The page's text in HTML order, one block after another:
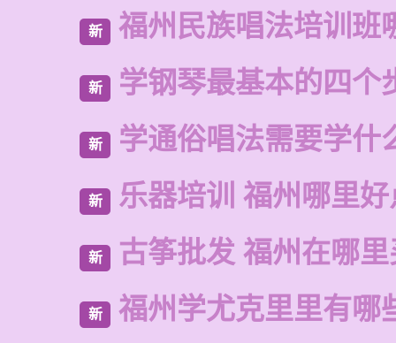
新 福州民族唱法培训班
新 学钢琴最基本的四个
新 学通俗唱法需要学什
新 乐器培训 福州哪里
新 古筝批发 福州在哪
新 福州学尤克里里有哪